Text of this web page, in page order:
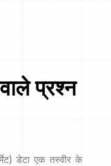
प्रश्न
डेटा एक तस्वीर के